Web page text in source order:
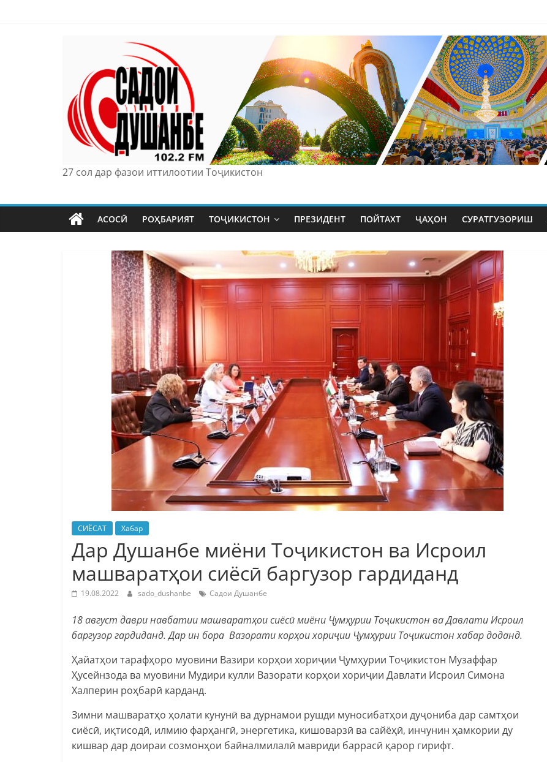
27 сол дар фазои иттилоотии Тоҷикистон
АСОСӢ РОҲБАРИЯТ ТОҶИКИСТОН ПРЕЗИДЕНТ ПОЙТАХТ ҶАҲОН СУРАТГУЗОРИШ
СИЁСАТ Хабар
Дар Душанбе миёни Тоҷикистон ва Исроил
машваратҳои сиёсӣ баргузор гардиданд
19.08.2022 sado_dushanbe Садои Душанбе
18 август даври навбатии машваратҳои сиёсӣ миёни Ҷумҳурии Тоҷикистон ва Давлати Исроил
баргузор гардиданд. Дар ин бора Вазорати корҳои хориҷии Ҷумҳурии Тоҷикистон хабар доданд.
Ҳайатҳои тарафҳоро муовини Вазири корҳои хориҷии Ҷумҳурии Тоҷикистон Музаффар
Ҳусейнзода ва муовини Мудири кулли Вазорати корҳои хориҷии Давлати Исроил Симона
Халперин роҳбарӣ карданд.
Зимни машваратҳо ҳолати кунунӣ ва дурнамои рушди муносибатҳои дуҷониба дар самтҳои
сиёсӣ, иқтисодӣ, илмию фарҳангӣ, энергетика, кишоварзӣ ва сайёҳӣ, инчунин ҳамкории ду
кишвар дар доираи созмонҳои байналмилалӣ мавриди баррасӣ қарор гирифт.